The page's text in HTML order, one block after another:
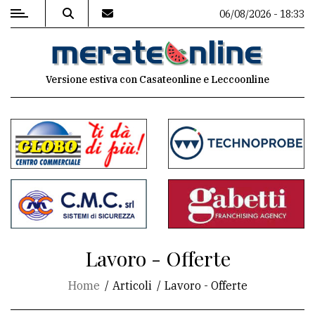
MENU
commenti
Contenuti
del
sito
06/08/2026 - 18:33
Versione estiva con Casateonline e Leccoonline
Lavoro - Offerte
Home Articoli Lavoro - Offerte